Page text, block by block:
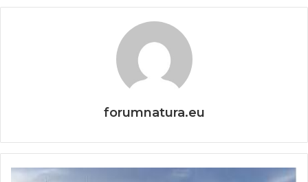
forumnatura.eu